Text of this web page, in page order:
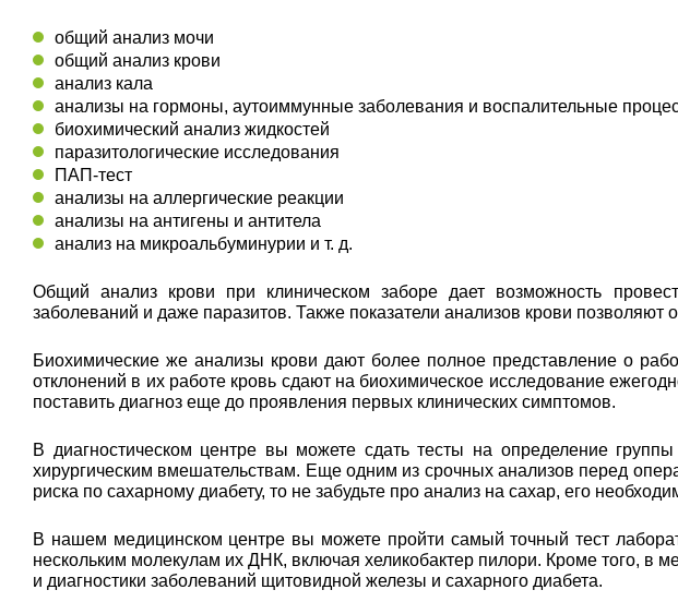
общий анализ мочи
общий анализ крови
анализ кала
анализы на гормоны, аутоиммунные заболевания и воспалительные
биохимический анализ жидкостей
паразитологические исследования
ПАП-тест
анализы на аллергические реакции
анализы на антигены и антитела
анализ на микроальбуминурии и т. д.
Общий анализ крови при клиническом заборе дает возможность
заболеваний и даже паразитов. Также показатели анализов крови
Биохимические же анализы крови дают более полное представление о
отклонений в их работе кровь сдают на биохимическое исследование
поставить диагноз еще до проявления первых клинических симптомов.
В диагностическом центре вы можете сдать тесты на определение
хирургическим вмешательствам. Еще одним из срочных анализов перед
риска по сахарному диабету, то не забудьте про анализ на сахар, его
В нашем медицинском центре вы можете пройти самый точный тест
нескольким молекулам их ДНК, включая хеликобактер пилори. Кроме того,
и диагностики заболеваний щитовидной железы и сахарного диабета.